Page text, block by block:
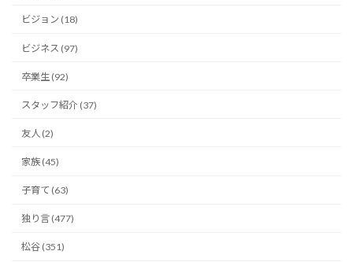
ビジョン (18)
ビジネス (97)
卒業生 (92)
スタッフ紹介 (37)
友人 (2)
家族 (45)
子育て (63)
独り言 (477)
松谷 (351)